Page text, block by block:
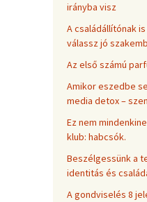
irányba visz
A családállítónak
válassz jó
Az első számú
Amikor eszedbe
media detox –
Ez nem
klub: habcsók.
Beszélgessünk a
identitás és
A gondviselés 8